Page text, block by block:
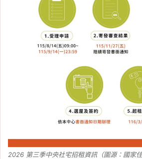
2026 第三季中央社宅招租資訊（圖源：國家住